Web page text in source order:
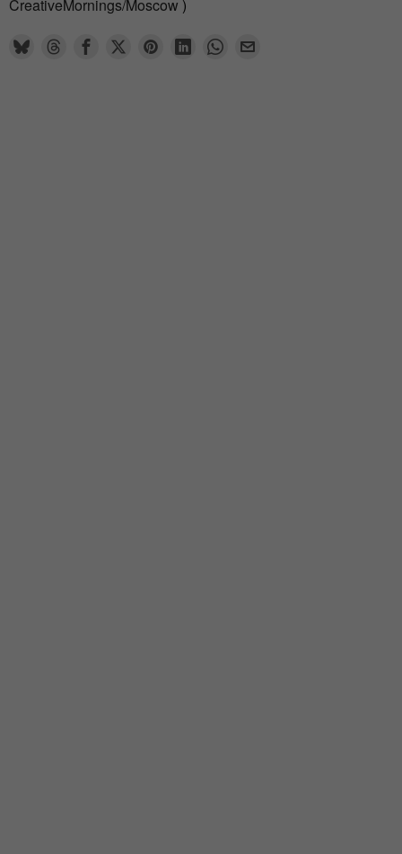
CreativeMornings/Moscow )